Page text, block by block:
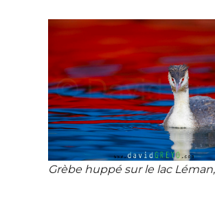
Grèbe huppé sur le lac